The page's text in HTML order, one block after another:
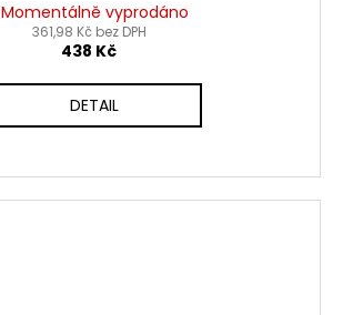
Momentálně vyprodáno
361,98 Kč bez DPH
438 Kč
DETAIL